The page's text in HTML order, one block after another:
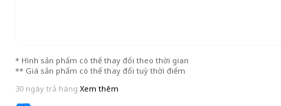
* Hình sản phẩm có thể thay đổi theo thời gian
** Giá sản phẩm có thể thay đổi tuỳ thời điểm
30 ngày trả hàng Xem thêm